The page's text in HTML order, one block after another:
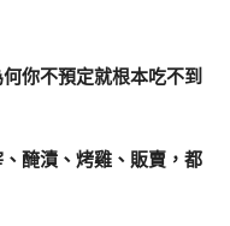
你不預定就根本吃不到
醃漬、烤雞、販賣，都